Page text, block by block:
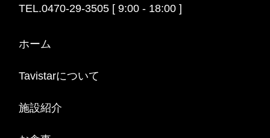
TEL.0470-29-3505 [ 9:00 - 18:00 ]
ホーム
Tavistarについて
施設紹介